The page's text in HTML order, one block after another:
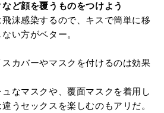
ど顔を覆うものをつけよう
沫感染するので、キスで簡単に移
い方がベター。
カバーやマスクを付けるのは効果
なマスクや、覆面マスクを着用し
うセックスを楽しむのもアリだ。